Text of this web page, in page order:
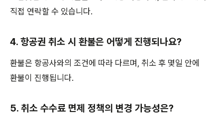
직접 연락할 수 있습니다.
4. 항공권 취소 시 환불은 어떻게 진행되나요?
환불은 항공사와의 조건에 따라 다르며, 취소 후 몇일 안에
환불이 진행됩니다.
5. 취소 수수료 면제 정책의 변경 가능성은?